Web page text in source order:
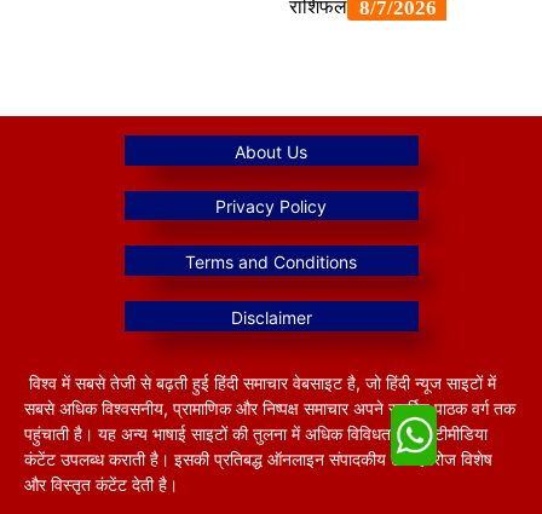
विश्व में सबसे तेजी से बढ़ती हुई हिंदी समाचार वेबसाइट है, जो हिंदी न्यूज साइटों में
सबसे अधिक विश्वसनीय, प्रामाणिक और निष्पक्ष समाचार अपने समर्पित पाठक वर्ग तक
पहुंचाती है। यह अन्य भाषाई साइटों की तुलना में अधिक विविधतापूर्ण मल्टीमीडिया
कंटेंट उपलब्ध कराती है। इसकी प्रतिबद्ध ऑनलाइन संपादकीय टीम हररोज विशेष
और विस्तृत कंटेंट देती है।